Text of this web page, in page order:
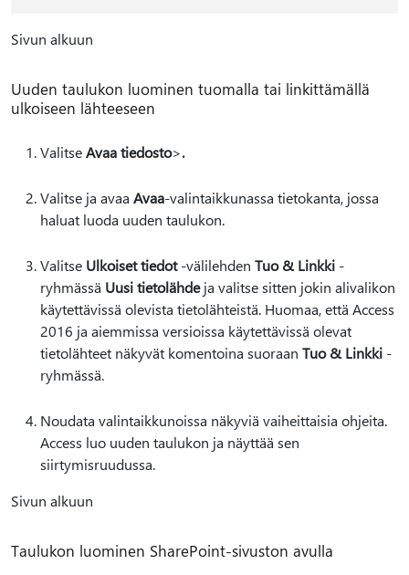
Sivun alkuun
Uuden taulukon luominen tuomalla tai linkittämällä
ulkoiseen lähteeseen
ValitseAvaa tiedosto>.
Valitse ja avaa Avaa-valintaikkunassa tietokanta, jossa
haluat luoda uuden taulukon.
Valitse Ulkoiset tiedot-välilehden Tuo & Linkki -
ryhmässä Uusi tietolähdeja valitse sitten jokin alivalikon
käytettävissä olevista tietolähteistä. Huomaa, että Access
2016 ja aiemmissa versioissa käytettävissä olevat
tietolähteet näkyvät komentoina suoraan Tuo & Linkki -
ryhmässä.
Noudata valintaikkunoissa näkyviä vaiheittaisia ohjeita.
Access luo uuden taulukon ja näyttää sen
siirtymisruudussa.
Sivun alkuun
Taulukon luominen SharePoint-sivuston avulla